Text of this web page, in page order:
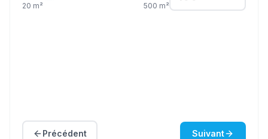
20 m² 500 m²
Précédent Suivant